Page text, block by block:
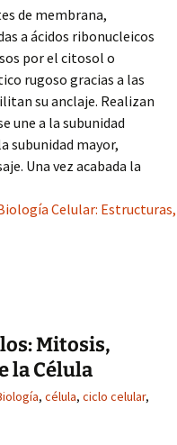
de membrana,
a ácidos ribonucleicos
por el citosol o
rugoso gracias a las
su anclaje. Realizan
une a la subunidad
subunidad mayor,
Una vez acabada la
Celular:
Mitosis,
la Célula
, célula, ciclo celular,